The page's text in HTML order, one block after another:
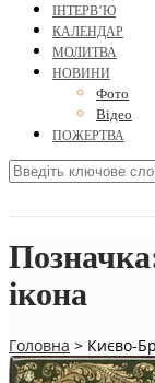
ІНТЕРВ’Ю
КАЛЕНДАР
МОЛИТВА
НОВИНИ
Фото
Відео
ПОЖЕРТВА
ікона
Головна > Києво-